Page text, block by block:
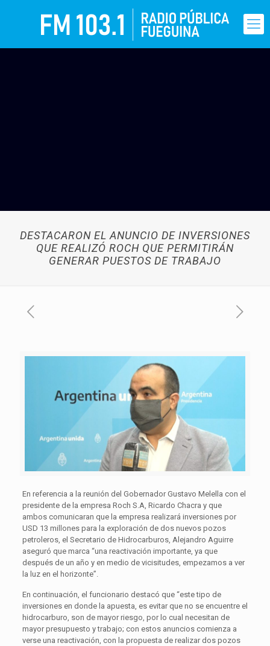
DESTACARON EL ANUNCIO DE INVERSIONES
QUE REALIZÓ ROCH QUE PERMITIRÁN
GENERAR PUESTOS DE TRABAJO
En referencia a la reunión del Gobernador Gustavo Melella con el
presidente de la empresa Roch S.A, Ricardo Chacra y que
ambos comunicaran que la empresa realizará inversiones por
USD 13 millones para la exploración de dos nuevos pozos
petroleros, el Secretario de Hidrocarburos, Alejandro Aguirre
aseguró que marca “una reactivación importante, ya que
después de un año y en medio de vicisitudes, empezamos a ver
la luz en el horizonte”.
En continuación, el funcionario destacó que “este tipo de
inversiones en donde la apuesta, es evitar que no se encuentre el
hidrocarburo, son de mayor riesgo, por lo cual necesitan de
mayor presupuesto y trabajo; con estos anuncios comienza a
verse una reactivación, con la propuesta de realizar dos pozos